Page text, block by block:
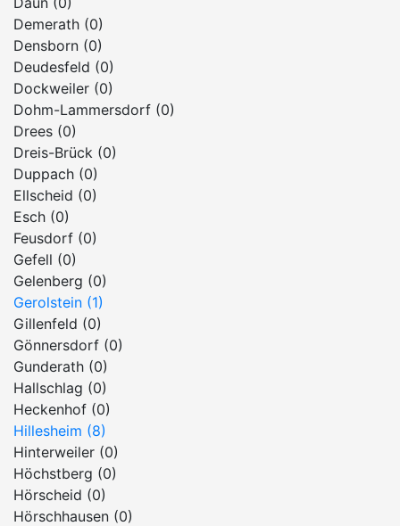
Demerath (0)
Densborn (0)
Deudesfeld (0)
Dockweiler (0)
Dohm-Lammersdorf (0)
Drees (0)
Dreis-Brück (0)
Duppach (0)
Ellscheid (0)
Esch (0)
Feusdorf (0)
Gefell (0)
Gelenberg (0)
Gerolstein (1)
Gillenfeld (0)
Gönnersdorf (0)
Gunderath (0)
Hallschlag (0)
Heckenhof (0)
Hillesheim (8)
Hinterweiler (0)
Höchstberg (0)
Hörscheid (0)
Hörschhausen (0)